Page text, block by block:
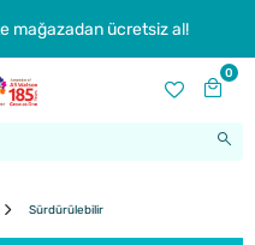
mağazadan ücretsiz al!
0
Sürdürülebilir